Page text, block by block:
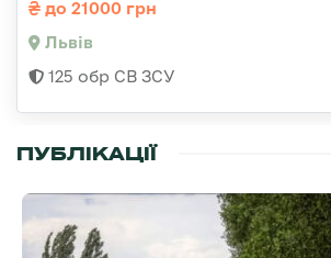
до 21000 грн
Львів
125 обр СВ ЗСУ
ПУБЛІКАЦІЇ